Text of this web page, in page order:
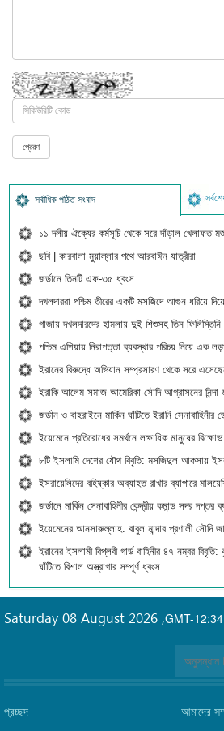
সর্বাধিক পঠিত সংবাদ
১১ দলীয় ঐক্যের কর্মসূচি থেকে সরে দাঁড়াল খেলাফত
ছবি | কারবালা মুয়াল্লার পথে আরবাঈন যাত্রীরা
জর্ডানে তিনটি এফ-৩৫ ধ্বংস
দখলদাররা পশ্চিম তীরের একটি মসজিদে আগুন ধরিয়ে
গাজায় দখলদারদের হামলায় দুই শিশুসহ তিন ফিলিস্তিনি
পশ্চিম এশিয়ায় নিরাপত্তা ব্যবস্থার পরিচয় নিয়ে এক
ইরানের বিরুদ্ধে অভিযান সম্প্রসারণ থেকে সরে
ইরাকি আলেম সমাজ আমেরিকা-সৌদি আগ্রাসনের নিন্দা
জর্ডান ও বাহরাইনে মার্কিন ঘাঁটিতে ইরানি সেনাবাহিনীর
ইয়েমেনে প্রতিরোধের সমর্থনে লক্ষাধিক মানুষের বিক্ষোভ
৮টি ইসলামি দেশের যৌথ বিবৃতি: মসজিদুল আকসায়
ইসরায়েলিদের বহিষ্কার অব্যাহত রাখার ব্যাপারে
জর্ডানে মার্কিন সেনাবাহিনীর কেন্দ্রীয় কমান্ড সদর দপ্তর
ইয়েমেনের আনসারুল্লাহ: বাবুল মান্দাব প্রণালী সৌদি
ইরানের ইসলামী বিপ্লবী গার্ড বাহিনীর ৪৭ নম্বর
ঘাঁটিতে বিশাল অস্ত্রাগার সম্পূর্ণ ধ্বংস
GMT-
Saturday 08 August 2026 ,
প্রচ্ছদ
আমাদের